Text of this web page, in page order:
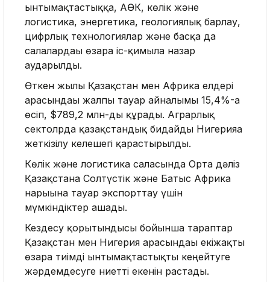
ынтымақтастыққа, АӨК, көлік және
логистика, энергетика, геологиялық барлау,
цифрлық технологиялар және басқа да
салалардағы өзара іс-қимылға назар
аударылды.
Өткен жылы Қазақстан мен Африка елдері
арасындағы жалпы тауар айналымы 15,4%-ға
өсіп, $789,2 млн-ды құрады. Аграрлық
сектолрда қазақстандық бидайды Нигерияға
жеткізілу келешегі қарастырылды.
Көлік және логистика саласында Орта дәліз
Қазақстанға Солтүстік және Батыс Африка
нарығына тауар экспорттау үшін
мүмкіндіктер ашады.
Кездесу қорытындысы бойынша тараптар
Қазақстан мен Нигерия арасындағы екіжақты
өзара тиімді ынтымақтастықты кеңейтуге
жәрдемдесуге ниетті екенін растады.